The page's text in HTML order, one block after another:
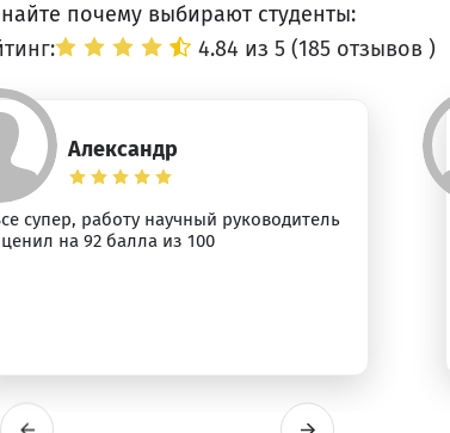
почему выбирают студенты:
4.84 из 5 (185 отзывов )
Александр
супер, работу научный руководитель
на 92 балла из 100